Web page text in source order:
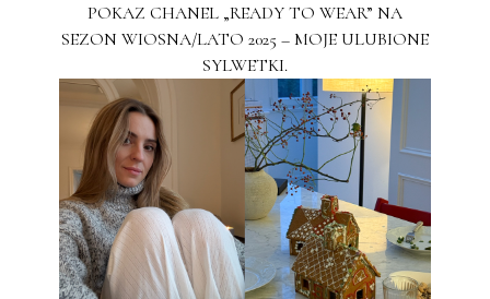
POKAZ CHANEL „READY TO WEAR” NA
SEZON WIOSNA/LATO 2025 – MOJE ULUBIONE
SYLWETKI.